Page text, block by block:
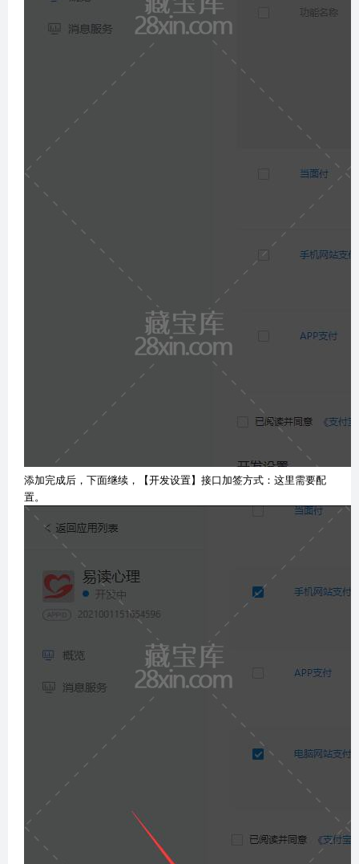
添加完成后，下面继续，【开发设置】接口加签方式：这里需要配
置。